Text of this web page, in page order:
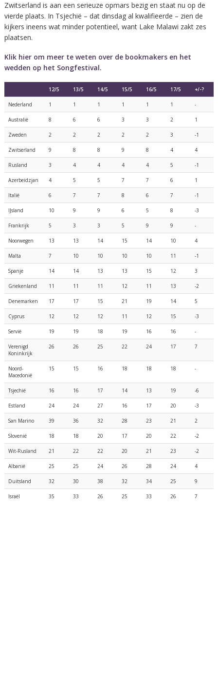
Zwitserland is aan een serieuze opmars bezig en staat nu op de
vierde plaats. In Tsjechië – dat dinsdag al kwalifieerde – zien de
kijkers ineens wat minder potentieel, want Lake Malawi zakt zes
plaatsen.
Klik hier om meer te weten over de bookmakers en het
wedden op het Songfestival.
12/5 13/5 14/5 15/5 16/5 17/5 +/-?
Nederland 1 1 1 1 1 1 -
Australië 8 6 6 3 3 2 1
Zweden 2 2 2 2 2 3 -1
Zwitserland 9 8 8 9 8 4 4
Rusland 3 4 4 4 4 5 -1
Azerbeidzjan 4 5 5 7 7 6 1
Italië 6 7 7 8 6 7 -1
IJsland 10 9 9 6 5 8 -3
Frankrijk 5 3 3 5 9 9 -
Noorwegen 13 13 14 15 14 10 4
Malta 7 10 10 10 10 11 -1
Spanje 14 14 13 13 15 12 3
Griekenland 11 11 11 12 11 13 -2
Denemarken 17 17 15 21 19 14 5
Cyprus 12 12 12 11 12 15 -3
Servië 19 19 18 19 16 16 -
Verenigd
Koninkrijk
26 26 25 22 24 17 7
Noord-
Macedonië
15 15 16 18 18 18 -
Tsjechië 16 16 17 14 13 19 -6
Estland 24 24 27 16 17 20 -3
San Marino 39 36 32 28 23 21 2
Slovenië 18 18 20 17 20 22 -2
Wit-Rusland 21 22 22 20 21 23 -2
Albanië 25 25 24 26 28 24 4
Duitsland 32 30 38 32 34 25 9
Israël 35 33 26 25 33 26 7